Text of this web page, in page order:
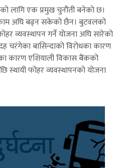
लागि एक प्रमुख चुनौती बनेको छ।
अघि बढ्न सकेको छैन। बुटवलको
व्यवस्थापन गर्ने योजना अघि सारेको
चरंगेका बासिन्दाको विरोधका कारण
कारण एशियाली विकास बैंकको
स्थायी फोहर व्यवस्थापनको योजना